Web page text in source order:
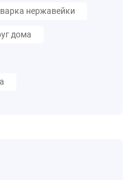
нержавейки
дома